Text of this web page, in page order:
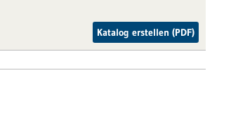
Katalog erstellen (PDF)